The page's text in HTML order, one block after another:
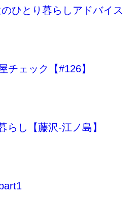
ひとり暮らしアドバイス
チェック【#126】
らし【藤沢-江ノ島】